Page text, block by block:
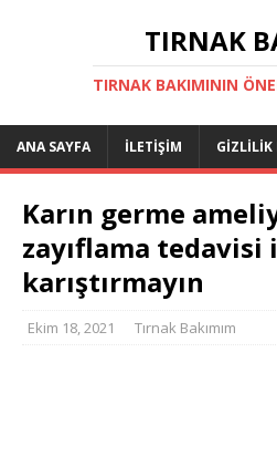
TIRNAK
TIRNAK BAKIMININ
ANA SAYFA İLETIŞIM GIZLILIK
Karın germe
zayıflama tedavisi
karıştırmayın
Ekim 18, 2021 Tırnak Bakımım